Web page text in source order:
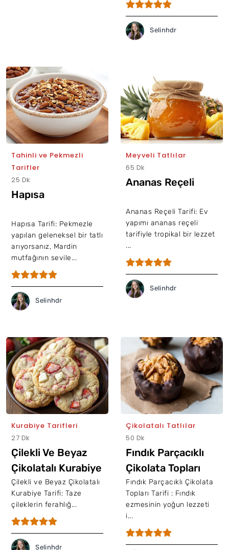
Selinhdr
Tahinli ve Pekmezli
Tarifler
25 Dk
Hapısa
Hapısa Tarifi: Pekmezle
yapılan geleneksel bir tatlı
arıyorsanız, Mardin
mutfağının sevile...
Selinhdr
Meyveli Tatlılar
65 Dk
Ananas Reçeli
Ananas Reçeli Tarifi: Ev
yapımı ananas reçeli
tarifiyle tropikal bir lezzet
...
Selinhdr
Kurabiye Tarifleri
27 Dk
Çilekli Ve Beyaz
Çikolatalı Kurabiye
Çilekli ve Beyaz Çikolatalı
Kurabiye Tarifi: Taze
çileklerin ferahlığ...
Selinhdr
Çikolatalı Tatlılar
50 Dk
Fındık Parçacıklı
Çikolata Topları
Fındık Parçacıklı Çikolata
Topları Tarifi : Fındık
ezmesinin yoğun lezzeti
i...